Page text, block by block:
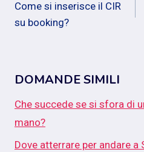
articoli
Come si inserisce il CIR
su booking?
DOMANDE SIMILI
Che succede se si sfora di
mano?
Dove atterrare per andare a